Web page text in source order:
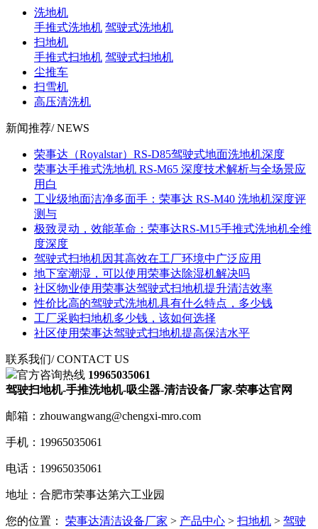
洗地机
手推式洗地机 驾驶式洗地机
扫地机
手推式扫地机 驾驶式扫地机
尘推车
扫雪机
高压清洗机
新闻推荐/ NEWS
荣事达（Royalstar）RS-D85驾驶式地面洗地机深度
荣事达手推式洗地机 RS-M65 深度技术解析与全场景应
用白
工业级地面洁净多面手：荣事达 RS-M40 洗地机深度评
测与
极致灵动，效能革命：荣事达RS-M15手推式洗地机全维
度深度
驾驶式扫地机​因其高效在工厂环境中广泛应用
地下室潮湿，可以使用荣事达除湿机解决吗
社区物业使用荣事达驾驶式扫地机提升清洁效率
性价比高的驾驶式洗地机具有什么特点，多少钱
工厂采购扫地机多少钱，该如何选择
社区使用荣事达驾驶式扫地机提高保洁水平
联系我们/ CONTACT US
官方咨询热线 19965035061
驾驶扫地机-手推洗地机-吸尘器-清洁设备厂家-荣事达官网
邮箱：zhouwangwang@chengxi-mro.com
手机：19965035061
电话：19965035061
地址：合肥市荣事达第六工业园
您的位置： 荣事达清洁设备厂家 > 产品中心 > 扫地机 > 驾驶